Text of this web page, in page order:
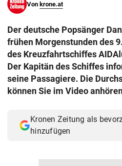
Von krone.at
Der deutsche Popsänger
frühen Morgenstunden des
des Kreuzfahrtschiffes
Der Kapitän des Schiffes
seine Passagiere. Die
können Sie im Video
Kronen Zeitung als
hinzufügen